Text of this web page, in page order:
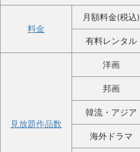
料金
月額料金(税込)
有料レンタル
見放題作品数
洋画
邦画
韓流・アジア
海外ドラマ